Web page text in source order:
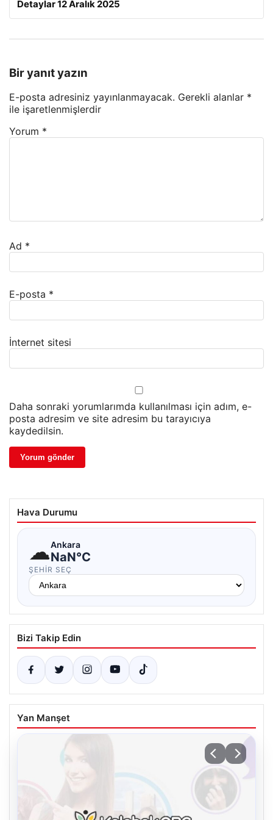
Detaylar 12 Aralık 2025
Bir yanıt yazın
E-posta adresiniz yayınlanmayacak. Gerekli alanlar *
ile işaretlenmişlerdir
Yorum *
Ad *
E-posta *
İnternet sitesi
Daha sonraki yorumlarımda kullanılması için adım, e-
posta adresim ve site adresim bu tarayıcıya
kaydedilsin.
Hava Durumu
☁Ankara
NaN°C
ŞEHIR SEÇ
Bizi Takip Edin
Yan Manşet